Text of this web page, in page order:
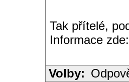
Tak přítelé,
Informace
Volby: